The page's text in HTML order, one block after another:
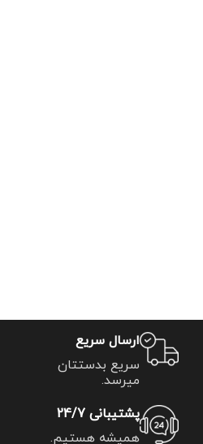
ارسال سریع
سریع بدستتان
میرسد.
پشتیبانی 24/7
همیشه هستیم.